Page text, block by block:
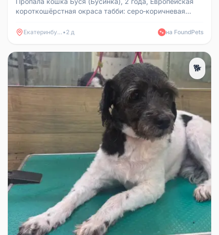
короткошёрстная окраса табби: серо‑коричневая
Екатеринбург • 2 д 🐾 на FoundPets
🐕